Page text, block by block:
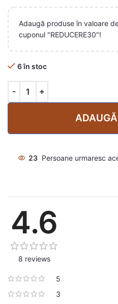
Adaugă produse în valoare
cuponul "REDUCERE30"!
6 în stoc
23 Persoane urmaresc
4.6
8 reviews
5
3